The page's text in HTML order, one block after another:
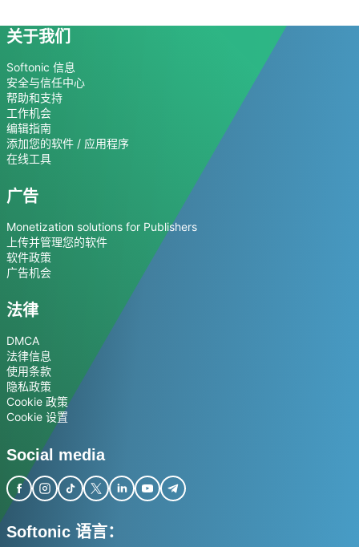
关于我们
Softonic 信息
安全与信任中心
帮助和支持
工作机会
编辑指南
添加您的软件 / 应用程序
在线工具
广告
Monetization solutions for Publishers
上传并管理您的软件
软件政策
广告机会
法律
DMCA
法律信息
使用条款
隐私政策
Cookie 政策
Cookie 设置
Social media
Softonic 语言：